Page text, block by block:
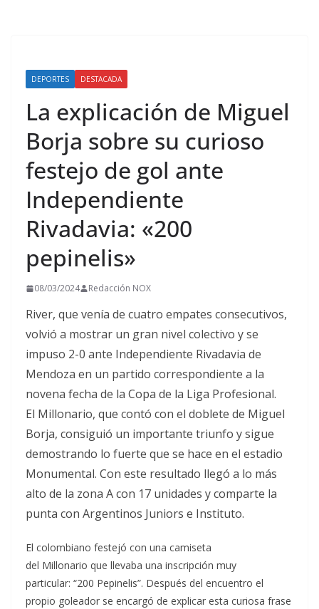
DEPORTES DESTACADA
La explicación de Miguel
Borja sobre su curioso
festejo de gol ante
Independiente
Rivadavia: «200
pepinelis»
08/03/2024 Redacción NOX
River, que venía de cuatro empates consecutivos,
volvió a mostrar un gran nivel colectivo y se
impuso 2-0 ante Independiente Rivadavia de
Mendoza en un partido correspondiente a la
novena fecha de la Copa de la Liga Profesional.
El Millonario, que contó con el doblete de Miguel
Borja, consiguió un importante triunfo y sigue
demostrando lo fuerte que se hace en el estadio
Monumental. Con este resultado llegó a lo más
alto de la zona A con 17 unidades y comparte la
punta con Argentinos Juniors e Instituto.
El colombiano festejó con una camiseta
del Millonario que llevaba una inscripción muy
particular: “200 Pepinelis”. Después del encuentro el
propio goleador se encargó de explicar esta curiosa frase